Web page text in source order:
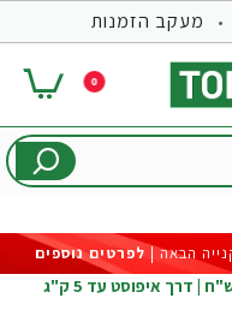
מעקב הזמנות
0
לפרטים נוספים